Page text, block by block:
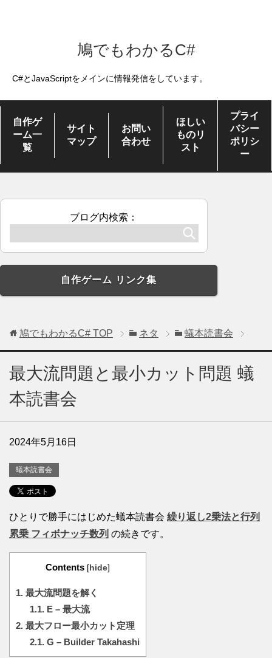
鳩でもわかるC#
C#とJavaScriptをメインに情報発信をしています。
自作ゲ
ーム一
覧
サイト
マップ
お問い
合わせ
ほしい
ものリ
スト
プライ
バシー
ポリシ
ー
ブログ内検索：
自作ゲーム リンク集
鳩でもわかるC# TOP ネタ 蟻本読書会
最大流問題と最小カット問題 蟻
本読書会
2024年5月16日
蟻本読書会
ひとりで勝手にはじめた蟻本読書会 繰り返し2乗法と行列
累乗 フィボナッチ数列 の続きです。
Contents [ hide]
1. 最大流問題を解く
1.1.E – 最大流
2. 最大フロー最小カット定理
2.1.G – Builder Takahashi